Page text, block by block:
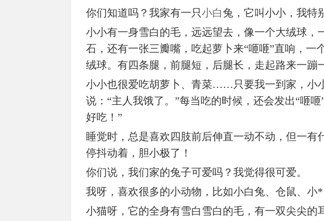
你们知道吗？我家有一只小白兔，它叫小小，我特
小小有一身雪白的毛，远远望去，像一个大绒球，
石，还有一张三瓣嘴，吃起萝卜来“咂咂”直响，一
绒球。有四条腿，前腿短，后腿长，走起路来一蹦
小小也很爱吃胡萝卜、青菜……只要我一到家，小
说：“主人我饿了。”每当吃的时候，还会发出“咂
好吃！”
睡觉时，总是喜欢四肢前后伸直一动不动，但一有
停抖动着，胆小极了！
你们说，我们家的兔子可爱吗？我觉得很可爱。
我呀，喜欢很多的小动物，比如小白兔、仓鼠、
小猫呀，它的全身有雪白雪白的毛，有一双尖尖的